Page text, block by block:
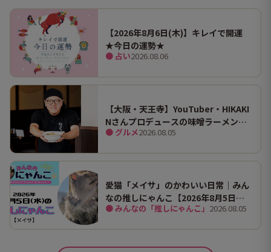
【2026年8月6日(木)】キレイで開運
★今日の運勢★
● 占い2026.08.06
【大阪・天王寺】YouTuber・HIKAKI
Nさんプロデュースの味噌ラーメン
「みそきん」が味わえる実店舗が関西
しました！
● グルメ2026.08.05
愛猫「メイサ」のかわいい日常｜みん
なの推しにゃんこ【2026年8月5日
（水）】
● みんなの「推しにゃんこ」 2026.08.05